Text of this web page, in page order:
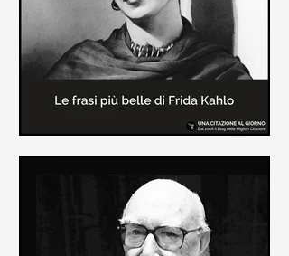
messaggio più significativo: le cose
più importanti della vita (...)
In questa pagina sono raccolte le
frasi più belle di Frida Kahlo
sull'amore e sulla vita.